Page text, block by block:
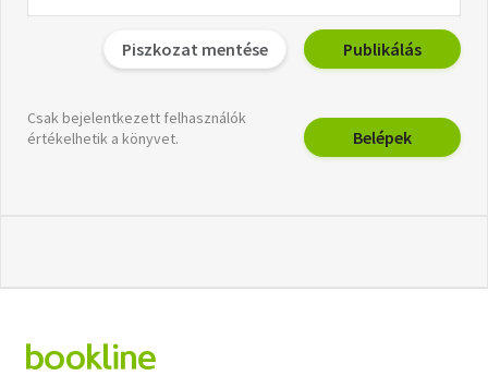
Piszkozat mentése Publikálás
Csak bejelentkezett felhasználók
értékelhetik a könyvet.
Belépek